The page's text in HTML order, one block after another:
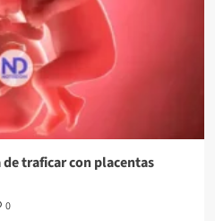
traficar con placentas
0